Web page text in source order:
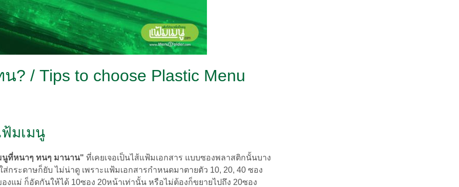
/ Tips to choose Plastic Menu
มเมนู
นูที่หนาๆ ทนๆ มานาน" ที่เคยเจอเป็นไส้แฟ้มเอกสาร แบบซองพลาสติกนั้นบาง
กระดาษก็ยับ ไม่น่าดู เพราะแฟ้มเอกสารกำหนดมาตายตัว 10, 20, 40 ซอง
งแม่ ก็อัดกันให้ได้ 10ซอง 20หน้าเท่านั้น หรือไม่ต้องก็ขยายไปถึง 20ซอง